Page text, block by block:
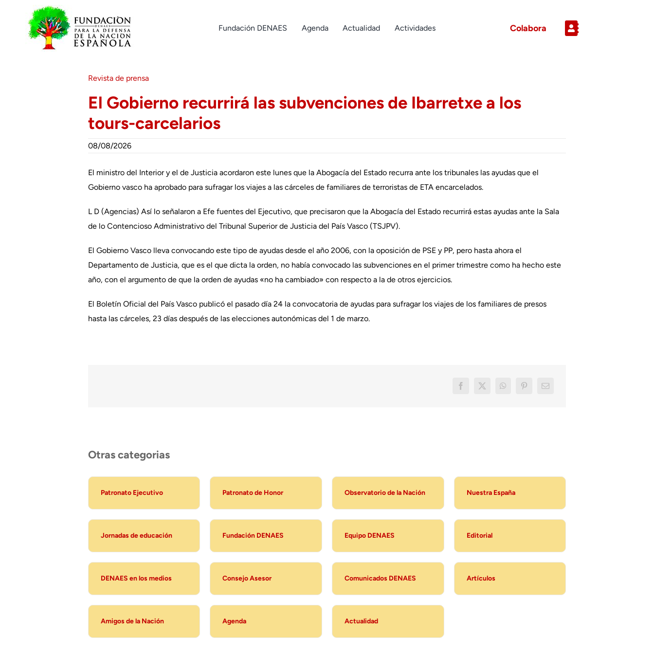
contenido
Fundación DENAES Agenda Actualidad Actividades Colabora
Revista de prensa
El Gobierno recurrirá las subvenciones de Ibarretxe a los
tours-carcelarios
08/08/2026
El ministro del Interior y el de Justicia acordaron este lunes que la Abogacía del Estado recurra ante los tribunales las ayudas que el
Gobierno vasco ha aprobado para sufragar los viajes a las cárceles de familiares de terroristas de ETA encarcelados.
L D (Agencias) Así lo señalaron a Efe fuentes del Ejecutivo, que precisaron que la Abogacía del Estado recurrirá estas ayudas ante la Sala
de lo Contencioso Administrativo del Tribunal Superior de Justicia del País Vasco (TSJPV).
El Gobierno Vasco lleva convocando este tipo de ayudas desde el año 2006, con la oposición de PSE y PP, pero hasta ahora el
Departamento de Justicia, que es el que dicta la orden, no había convocado las subvenciones en el primer trimestre como ha hecho este
año, con el argumento de que la orden de ayudas «no ha cambiado» con respecto a la de otros ejercicios.
El Boletín Oficial del País Vasco publicó el pasado día 24 la convocatoria de ayudas para sufragar los viajes de los familiares de presos
hasta las cárceles, 23 días después de las elecciones autonómicas del 1 de marzo.
Otras categorias
Patronato Ejecutivo Patronato de Honor Observatorio de la Nación Nuestra España
Jornadas de educación Fundación DENAES Equipo DENAES Editorial
DENAES en los medios Consejo Asesor Comunicados DENAES Artículos
Amigos de la Nación Agenda Actualidad